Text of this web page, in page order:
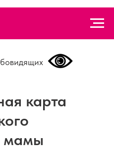
карта
мамы